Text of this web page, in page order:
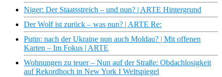
Niger: Der Staatsstreich – und nun? | ARTE Hintergrund
Der Wolf ist zurück – was nun? | ARTE Re:
Putin: nach der Ukraine nun auch Moldau? | Mit offenen
Karten – Im Fokus | ARTE
Wohnungen zu teuer – Nun auf der Straße: Obdachlosigkeit
auf Rekordhoch in New York I Weltspiegel